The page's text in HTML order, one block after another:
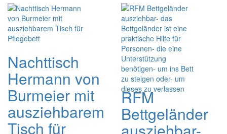
Nachttisch
Hermann von
Burmeier mit
ausziehbarem
Tisch für
RFM
Bettgeländer